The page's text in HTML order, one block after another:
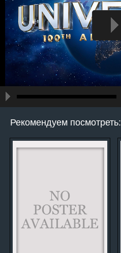
Рекомендуем посмотреть: